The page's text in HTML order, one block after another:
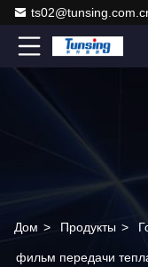
Дом > Продукты >
фильм передачи